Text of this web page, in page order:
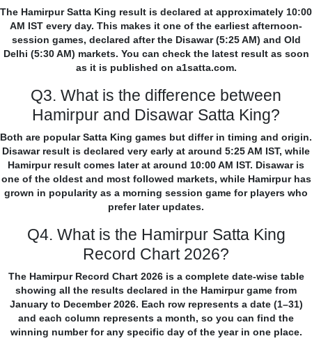
The Hamirpur Satta King result is declared at approximately 10:00
AM IST every day. This makes it one of the earliest afternoon-
session games, declared after the Disawar (5:25 AM) and Old
Delhi (5:30 AM) markets. You can check the latest result as soon
as it is published on a1satta.com.
Q3. What is the difference between
Hamirpur and Disawar Satta King?
Both are popular Satta King games but differ in timing and origin.
Disawar result is declared very early at around 5:25 AM IST, while
Hamirpur result comes later at around 10:00 AM IST. Disawar is
one of the oldest and most followed markets, while Hamirpur has
grown in popularity as a morning session game for players who
prefer later updates.
Q4. What is the Hamirpur Satta King
Record Chart 2026?
The Hamirpur Record Chart 2026 is a complete date-wise table
showing all the results declared in the Hamirpur game from
January to December 2026. Each row represents a date (1–31)
and each column represents a month, so you can find the
winning number for any specific day of the year in one place.